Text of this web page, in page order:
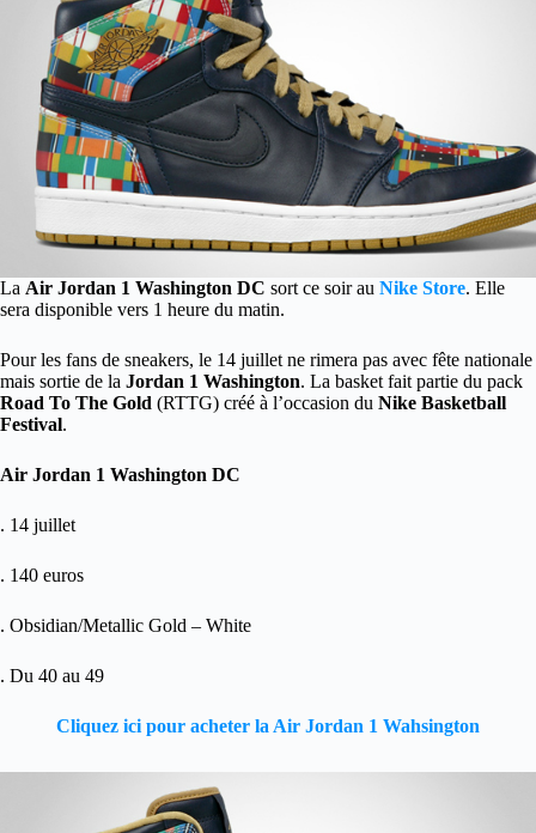
La Air Jordan 1 Washington DC sort ce soir au Nike Store. Elle
sera disponible vers 1 heure du matin.
Pour les fans de sneakers, le 14 juillet ne rimera pas avec fête nationale
mais sortie de la Jordan 1 Washington. La basket fait partie du pack
Road To The Gold (RTTG) créé à l’occasion du Nike Basketball
Festival.
Air Jordan 1 Washington DC
. 14 juillet
. 140 euros
. Obsidian/Metallic Gold – White
. Du 40 au 49
Cliquez ici pour acheter la Air Jordan 1 Wahsington